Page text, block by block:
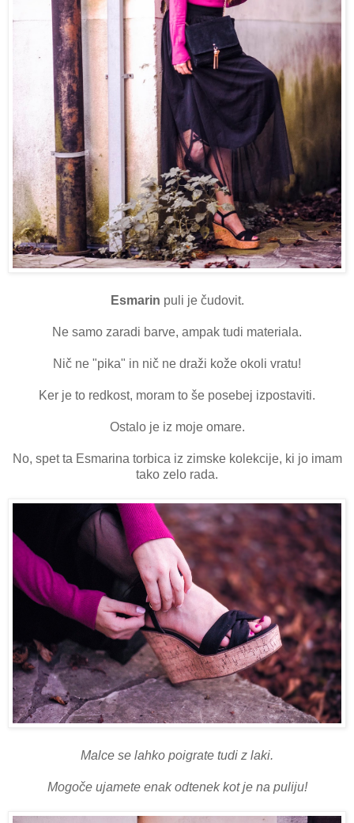
Esmarin puli je čudovit.
Ne samo zaradi barve, ampak tudi materiala.
Nič ne "pika" in nič ne draži kože okoli vratu!
Ker je to redkost, moram to še posebej izpostaviti.
Ostalo je iz moje omare.
No, spet ta Esmarina torbica iz zimske kolekcije, ki jo imam
tako zelo rada.
Malce se lahko poigrate tudi z laki.
Mogoče ujamete enak odtenek kot je na puliju!